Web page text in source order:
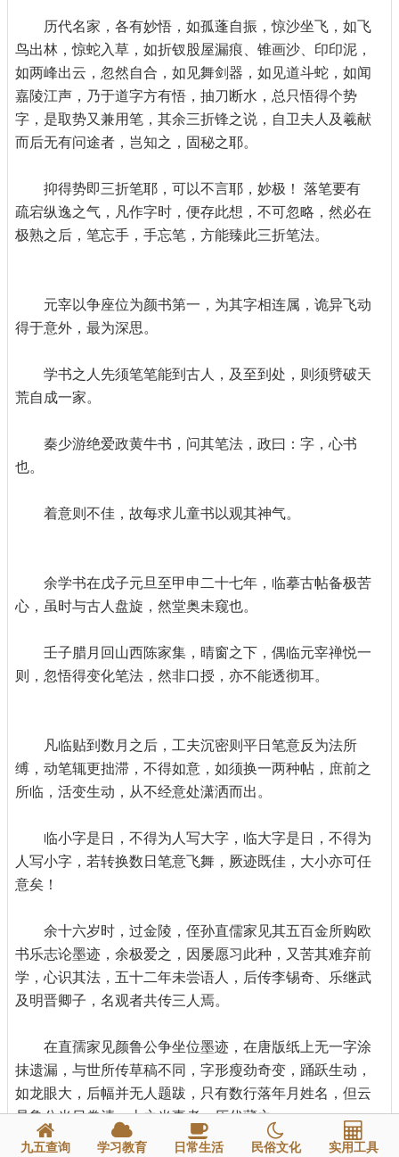
历代名家，各有妙悟，如孤蓬自振，惊沙坐飞，如飞
鸟出林，惊蛇入草，如折钗股屋漏痕、锥画沙、印印泥，
如两峰出云，忽然自合，如见舞剑器，如见道斗蛇，如闻
嘉陵江声，乃于道字方有悟，抽刀断水，总只悟得个势
字，是取势又兼用笔，其余三折锋之说，自卫夫人及羲献
而后无有问途者，岂知之，固秘之耶。
抑得势即三折笔耶，可以不言耶，妙极！ 落笔要有
疏宕纵逸之气，凡作字时，便存此想，不可忽略，然必在
极熟之后，笔忘手，手忘笔，方能臻此三折笔法。
元宰以争座位为颜书第一，为其字相连属，诡异飞动
得于意外，最为深思。
学书之人先须笔笔能到古人，及至到处，则须劈破天
荒自成一家。
秦少游绝爱政黄牛书，问其笔法，政曰：字，心书
也。
着意则不佳，故每求儿童书以观其神气。
余学书在戊子元旦至甲申二十七年，临摹古帖备极苦
心，虽时与古人盘旋，然堂奥未窥也。
壬子腊月回山西陈家集，晴窗之下，偶临元宰禅悦一
则，忽悟得变化笔法，然非口授，亦不能透彻耳。
凡临贴到数月之后，工夫沉密则平日笔意反为法所
缚，动笔辄更拙滞，不得如意，如须换一两种帖，庶前之
所临，活变生动，从不经意处潇洒而出。
临小字是日，不得为人写大字，临大字是日，不得为
人写小字，若转换数日笔意飞舞，厥迹既佳，大小亦可任
意矣！
余十六岁时，过金陵，侄孙直儒家见其五百金所购欧
书乐志论墨迹，余极爱之，因屡愿习此种，又苦其难弃前
学，心识其法，五十二年未尝语人，后传李锡奇、乐继武
及明晋卿子，名观者共传三人焉。
在直孺家见颜鲁公争坐位墨迹，在唐版纸上无一字涂
抹遗漏，与世所传草稿不同，字形瘦劲奇变，踊跃生动，
如龙眼大，后幅并无人题跋，只有数行落年月姓名，但云
是鲁公当日誊清，上之当事者，历代藏之。
九五查询 学习教育 日常生活 民俗文化 实用工具